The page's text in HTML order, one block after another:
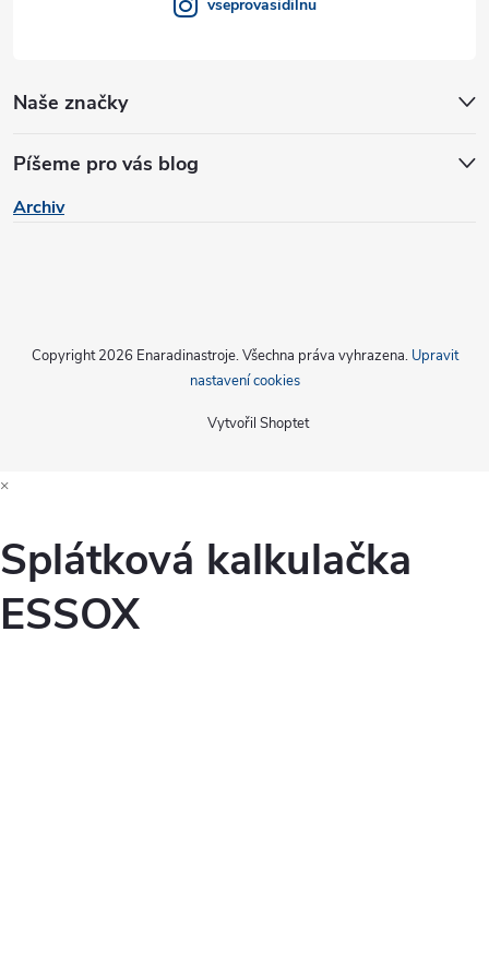
i
s
u
Naše značky
Píšeme pro vás blog
Archiv
vseprovasidilnu
Vytvořil Shoptet
Copyright 2026 Enaradinastroje. Všechna práva vyhrazena. Upravit
nastavení cookies
×
Splátková kalkulačka
ESSOX